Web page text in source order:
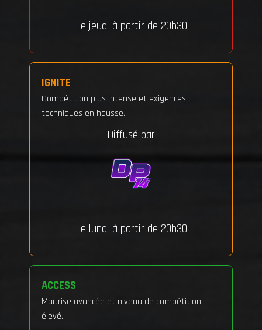
Le jeudi à partir de 20h30
IGNITE
Compétition plus intense et exigences
techniques en hausse.
Diffusé par
Le lundi à partir de 20h30
ACCESS
Maîtrise avancée et niveau de compétition
élevé.